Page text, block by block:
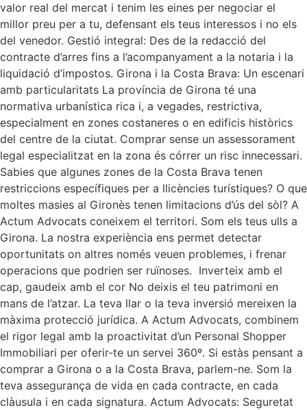
valor real del mercat i tenim les eines per negociar el
millor preu per a tu, defensant els teus interessos i no els
del venedor. Gestió integral: Des de la redacció del
contracte d’arres fins a l’acompanyament a la notaria i la
liquidació d’impostos. Girona i la Costa Brava: Un escenari
amb particularitats La província de Girona té una
normativa urbanística rica i, a vegades, restrictiva,
especialment en zones costaneres o en edificis històrics
del centre de la ciutat. Comprar sense un assessorament
legal especialitzat en la zona és córrer un risc innecessari.
Sabies que algunes zones de la Costa Brava tenen
restriccions específiques per a llicències turístiques? O que
moltes masies al Gironès tenen limitacions d’ús del sòl? A
Actum Advocats coneixem el territori. Som els teus ulls a
Girona. La nostra experiència ens permet detectar
oportunitats on altres només veuen problemes, i frenar
operacions que podrien ser ruïnoses. Inverteix amb el
cap, gaudeix amb el cor No deixis el teu patrimoni en
mans de l’atzar. La teva llar o la teva inversió mereixen la
màxima protecció jurídica. A Actum Advocats, combinem
el rigor legal amb la proactivitat d’un Personal Shopper
Immobiliari per oferir-te un servei 360º. Si estàs pensant a
comprar a Girona o a la Costa Brava, parlem-ne. Som la
teva assegurança de vida en cada contracte, en cada
clàusula i en cada signatura. Actum Advocats: Seguretat